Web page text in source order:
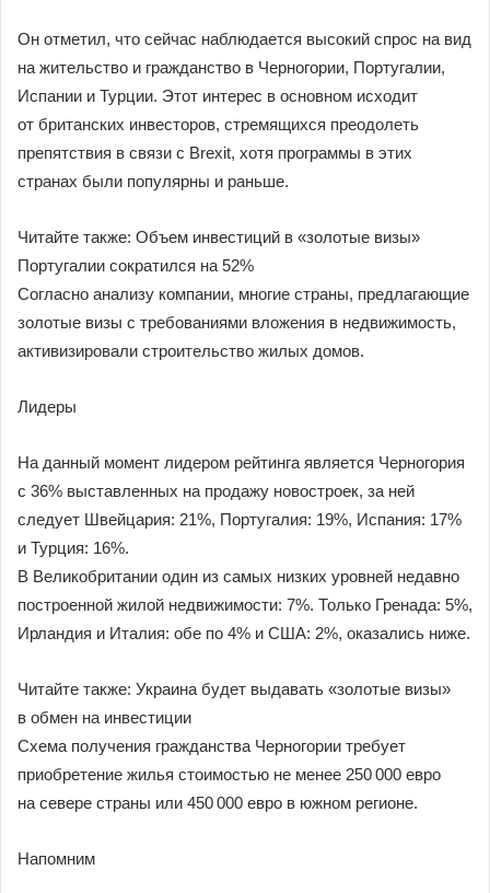
Он отметил, что сейчас наблюдается высокий спрос на вид
на жительство и гражданство в Черногории, Португалии,
Испании и Турции. Этот интерес в основном исходит
от британских инвесторов, стремящихся преодолеть
препятствия в связи с Brexit, хотя программы в этих
странах были популярны и раньше.
Читайте также: Объем инвестиций в «золотые визы»
Португалии сократился на 52%
Согласно анализу компании, многие страны, предлагающие
золотые визы с требованиями вложения в недвижимость,
активизировали строительство жилых домов.
Лидеры
На данный момент лидером рейтинга является Черногория
с 36% выставленных на продажу новостроек, за ней
следует Швейцария: 21%, Португалия: 19%, Испания: 17%
и Турция: 16%.
В Великобритании один из самых низких уровней недавно
построенной жилой недвижимости: 7%. Только Гренада: 5%,
Ирландия и Италия: обе по 4% и США: 2%, оказались ниже.
Читайте также: Украина будет выдавать «золотые визы»
в обмен на инвестиции
Схема получения гражданства Черногории требует
приобретение жилья стоимостью не менее 250 000 евро
на севере страны или 450 000 евро в южном регионе.
Напомним